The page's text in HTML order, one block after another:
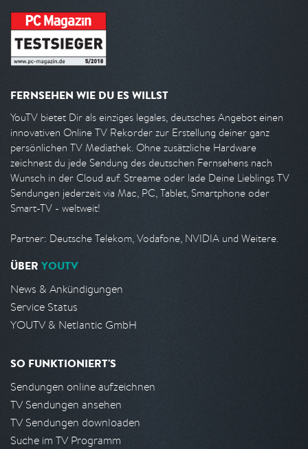
FERNSEHEN WIE DU ES WILLST
YouTV bietet Dir als einziges legales, deutsches Angebot einen
innovativen Online TV Rekorder zur Erstellung deiner ganz
persönlichen TV Mediathek. Ohne zusätzliche Hardware
zeichnest du jede Sendung des deutschen Fernsehens nach
Wunsch in der Cloud auf. Streame oder lade Deine Lieblings TV
Sendungen jederzeit via Mac, PC, Tablet, Smartphone oder
Smart-TV - weltweit!
Partner: Deutsche Telekom, Vodafone, NVIDIA und Weitere.
ÜBER YOUTV
News & Ankündigungen
Service Status
YOUTV & Netlantic GmbH
SO FUNKTIONIERT'S
Sendungen online aufzeichnen
TV Sendungen ansehen
TV Sendungen downloaden
Suche im TV Programm